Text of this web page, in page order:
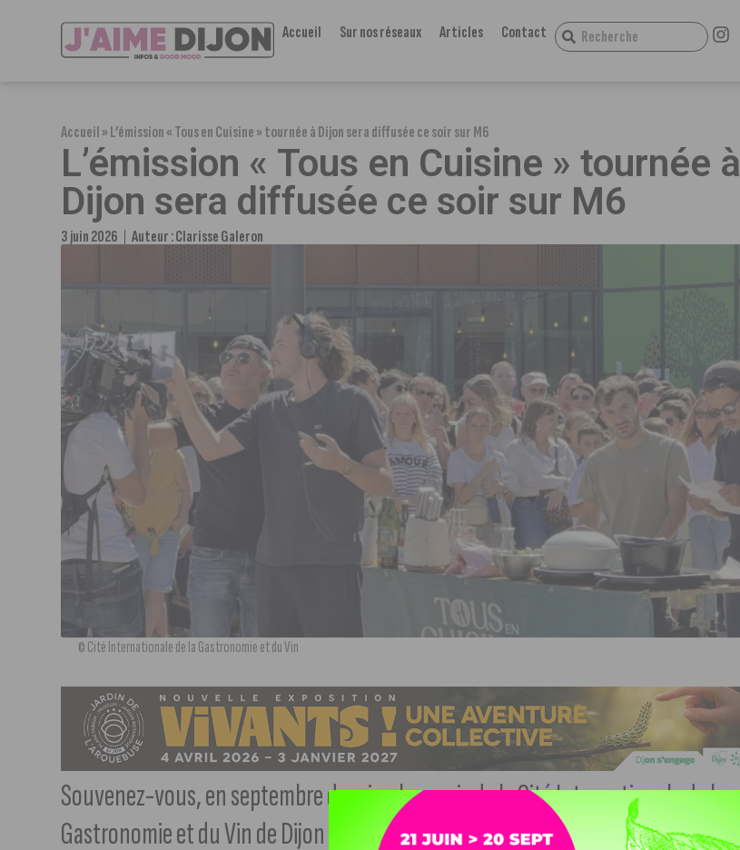
Accueil Sur nos réseaux Articles Contact
Accueil»L’émission « Tous en Cuisine » tournée à Dijon sera diffusée ce soir sur M6
L’émission « Tous en Cuisine » tournée à
Dijon sera diffusée ce soir sur M6
3 juin 2026 Auteur :Clarisse Galeron
© Cité Internationale de la Gastronomie et du Vin
Souvenez-vous, en septembre dernier, le parvis de la Cité Internationale de la
Gastronomie et du Vin de Dijon s’était transformé en plateau de tournage à ciel